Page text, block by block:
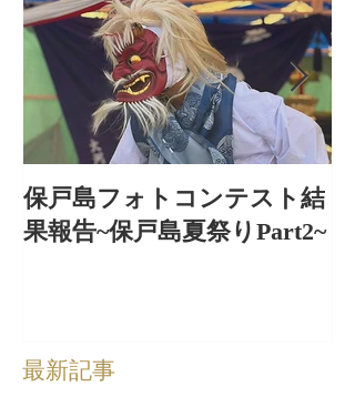
保戸島フォトコンテスト結
果報告~保戸島夏祭りPart2~
最新記事